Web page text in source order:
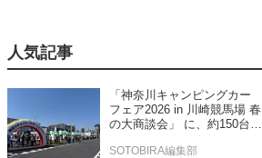
人気記事
「神奈川キャンピングカー
フェア2026 in 川崎競馬場 春
の大商談会」 に、約150台の
SOTOBIRA編集部